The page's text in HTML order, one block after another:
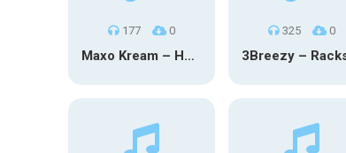
177 0
Maxo Kream – HOW TF I’M LUCKY
325 0